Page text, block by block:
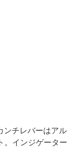
ンチレバーはアル
。インジゲーター